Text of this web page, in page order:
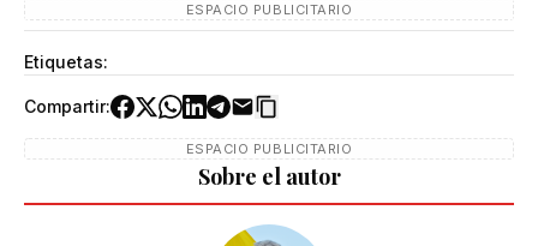
ESPACIO PUBLICITARIO
Etiquetas:
Compartir:
ESPACIO PUBLICITARIO
Sobre el autor